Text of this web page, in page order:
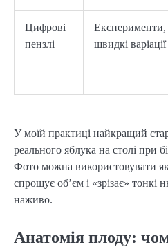
Цифрові
пензлі
Експерименти,
швидкі варіації
У моїй практиці найкращий
реального яблука на столі при
Фото можна використовувати
спрощує об’єм і «зрізає» тонкі
наживо.
Анатомія плоду: